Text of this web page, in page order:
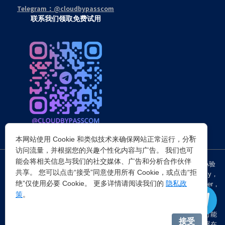
Telegram：@cloudbypasscom
联系我们领取免费试用
突破所有反Anti-bot机器人检查，轻松绕过cloudflare验证、CAPTCHA验
证，WAF，CC防护和Cloudflare爬虫验证，并提供了HTTP API和Proxy，
包括接口地址、请求参数、返回处理；以及 Cloudflare反爬虫设置Referer，
，在中国大陆IP环境下直连时可能
×
本网站使用 Cookie 和类似技术来确保网站正常运行，分析
访问流量，并根据您的兴趣个性化内容与广告。 我们也可
能会将相关信息与我们的社交媒体、广告和分析合作伙伴
共享。 您可以点击“接受”同意使用所有 Cookie，或点击“拒
绝”仅使用必要 Cookie。 更多详情请阅读我们的 隐私政
策。
接受